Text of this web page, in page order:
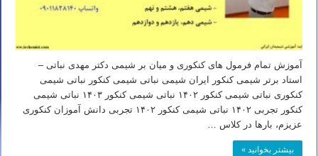
آموزش تمام فرمول های کنکوری و میان بر شیمی دکتر مهدی نباتی –
استاد برتر شیمی کنکور ایران شیمی نباتی شیمی کنکور نباتی شیمی
کنکوری نباتی شیمی کنکور ۱۴۰۲ نباتی شیمی کنکور ۱۴۰۳ نباتی شیمی
کنکور تجربی ۱۴۰۲ نباتی شیمی کنکور ۱۴۰۲ تجربی دانش آموزان کنکوری
عزیزم، بارها در کلاس …
بیشتر بخوانید »